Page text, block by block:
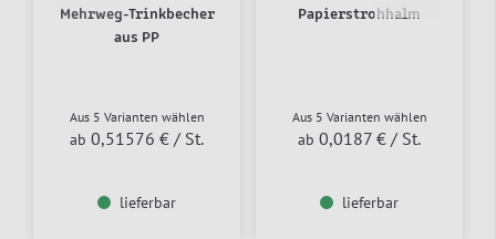
Mehrweg-Trinkbecher
aus PP
Aus 5 Varianten wählen
ab 0,51576 € / St.
lieferbar
Papierstrohhalm
Aus 5 Varianten wählen
ab 0,0187 € / St.
lieferbar